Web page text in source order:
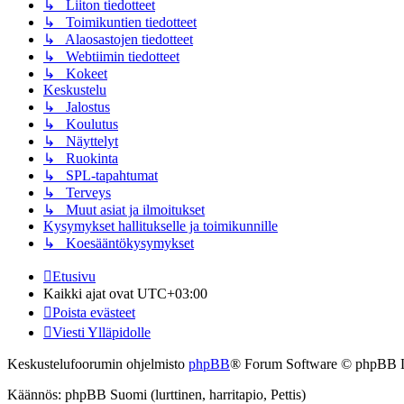
↳ Liiton tiedotteet
↳ Toimikuntien tiedotteet
↳ Alaosastojen tiedotteet
↳ Webtiimin tiedotteet
↳ Kokeet
Keskustelu
↳ Jalostus
↳ Koulutus
↳ Näyttelyt
↳ Ruokinta
↳ SPL-tapahtumat
↳ Terveys
↳ Muut asiat ja ilmoitukset
Kysymykset hallitukselle ja toimikunnille
↳ Koesääntökysymykset
Etusivu
Kaikki ajat ovat UTC+03:00
Poista evästeet
Viesti Ylläpidolle
Keskustelufoorumin ohjelmisto phpBB® Forum Software © phpBB
Käännös: phpBB Suomi (lurttinen, harritapio, Pettis)